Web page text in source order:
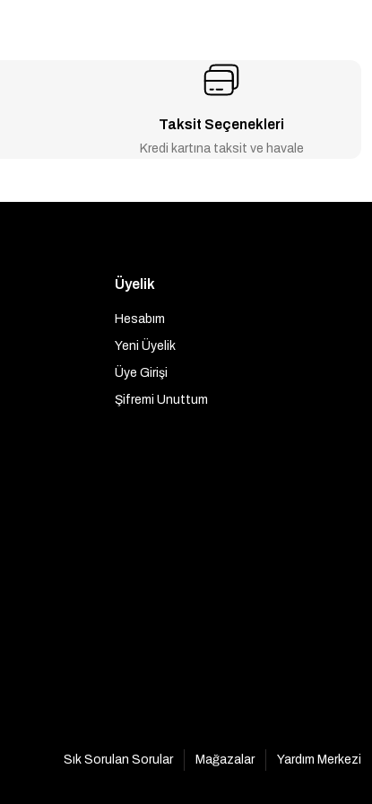
Taksit Seçenekleri
Kredi kartına taksit ve havale
Üyelik
Hesabım
Yeni Üyelik
Üye Girişi
Şifremi Unuttum
Sık Sorulan Sorular
Mağazalar Yardım Merkezi